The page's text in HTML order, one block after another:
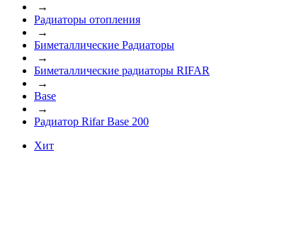
→
Радиаторы отопления
→
Биметаллические Радиаторы
→
Биметаллические радиаторы RIFAR
→
Base
→
Радиатор Rifar Base 200
Хит